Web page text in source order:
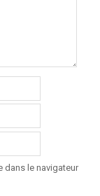
dans le navigateur